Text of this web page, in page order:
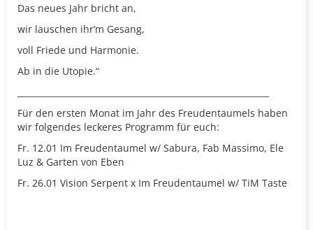
Das neues Jahr bricht an,
wir lauschen ihr’m Gesang,
voll Friede und Harmonie.
Ab in die Utopie.“
Für den ersten Monat im Jahr des Freudentaumels haben
wir folgendes leckeres Programm für euch:
Fr. 12.01 Im Freudentaumel w/ Sabura, Fab Massimo, Ele
Luz & Garten von Eben
Fr. 26.01 Vision Serpent x Im Freudentaumel w/ TiM Taste